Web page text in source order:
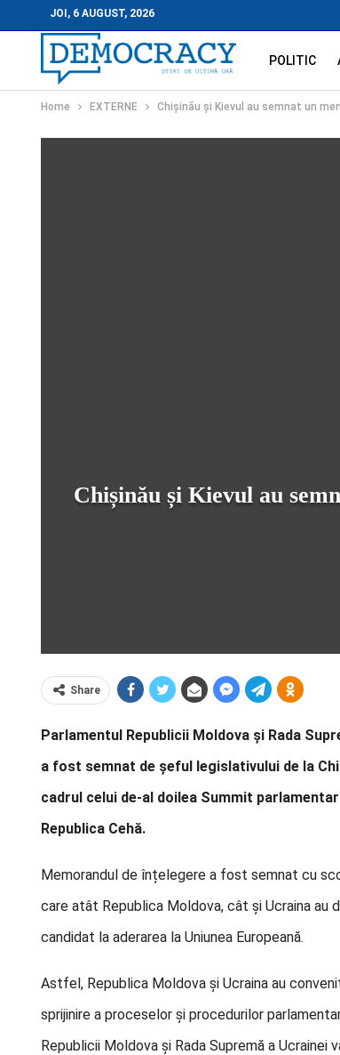
JOI, 6 AUGUST, 2026
POLITIC
Home EXTERNE Chișinău și Kievul au semnat un
Chișinău și Kievul au
Share
Parlamentul Republicii Moldova și Rada
a fost semnat de șeful legislativului de la
cadrul celui de-al doilea Summit
Republica Cehă.
Memorandul de înțelegere a fost semnat cu
care atât Republica Moldova, cât și Ucraina
candidat la aderarea la Uniunea Europeană.
Astfel, Republica Moldova și Ucraina au
sprijinire a proceselor și procedurilor
Republicii Moldova și Rada Supremă a